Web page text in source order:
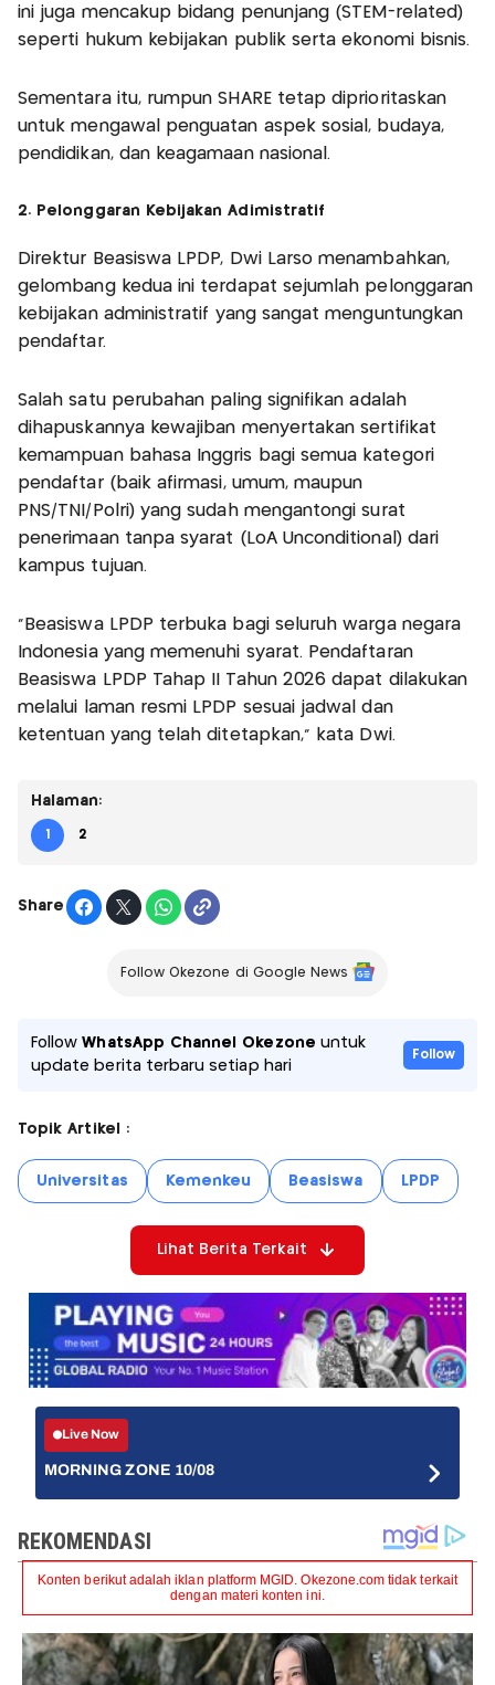
ini juga mencakup bidang penunjang (STEM-related)
seperti hukum kebijakan publik serta ekonomi bisnis.
Sementara itu, rumpun SHARE tetap diprioritaskan
untuk mengawal penguatan aspek sosial, budaya,
pendidikan, dan keagamaan nasional.
2. Pelonggaran Kebijakan Adimistratif
Direktur Beasiswa LPDP, Dwi Larso menambahkan,
gelombang kedua ini terdapat sejumlah pelonggaran
kebijakan administratif yang sangat menguntungkan
pendaftar.
Salah satu perubahan paling signifikan adalah
dihapuskannya kewajiban menyertakan sertifikat
kemampuan bahasa Inggris bagi semua kategori
pendaftar (baik afirmasi, umum, maupun
PNS/TNI/Polri) yang sudah mengantongi surat
penerimaan tanpa syarat (LoA Unconditional) dari
kampus tujuan.
“Beasiswa LPDP terbuka bagi seluruh warga negara
Indonesia yang memenuhi syarat. Pendaftaran
Beasiswa LPDP Tahap II Tahun 2026 dapat dilakukan
melalui laman resmi LPDP sesuai jadwal dan
ketentuan yang telah ditetapkan,” kata Dwi.
Halaman:
1 2
Share
Follow Okezone di Google News
FollowWhatsApp Channel Okezone untuk
update berita terbaru setiap hari
Follow
Topik Artikel :
Universitas Kemenkeu Beasiswa LPDP
Lihat Berita Terkait
Live Now
MORNING ZONE 10/08